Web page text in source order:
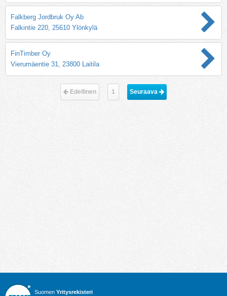
Falkberg Jordbruk Oy Ab
Falkintie 220, 25610 Ylönkylä
FinTimber Oy
Vierumäentie 31, 23800 Laitila
Edellinen 1 Seuraava
Suomen Yritysrekisteri